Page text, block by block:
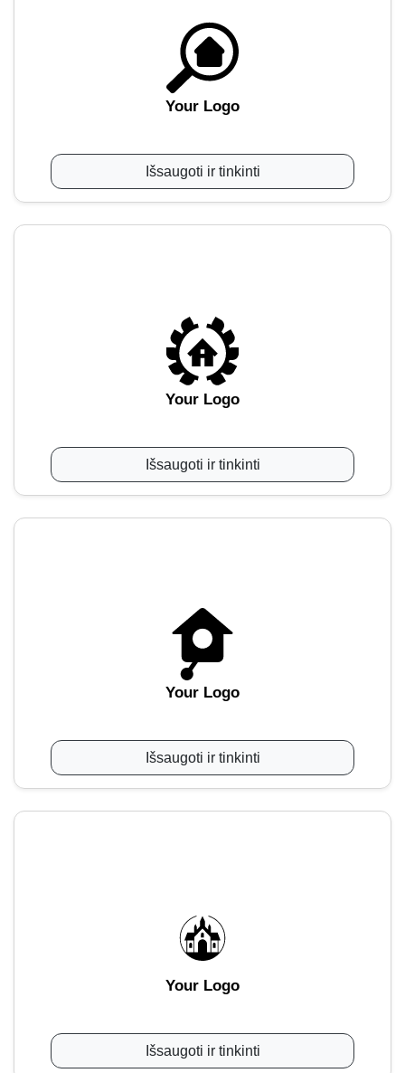
Your Logo
Išsaugoti ir tinkinti
Your Logo
Išsaugoti ir tinkinti
Your Logo
Išsaugoti ir tinkinti
Your Logo
Išsaugoti ir tinkinti